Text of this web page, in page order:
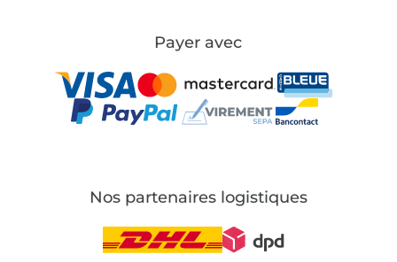
Payer avec
Nos partenaires logistiques